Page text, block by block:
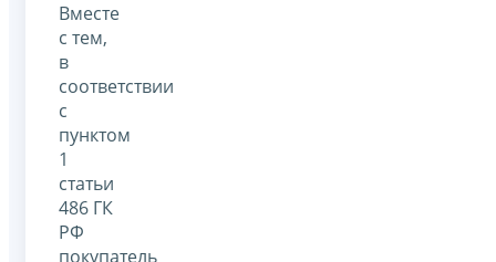
Вместе
с тем,
в
соответствии
с
пунктом
1
статьи
486 ГК
РФ
покупатель